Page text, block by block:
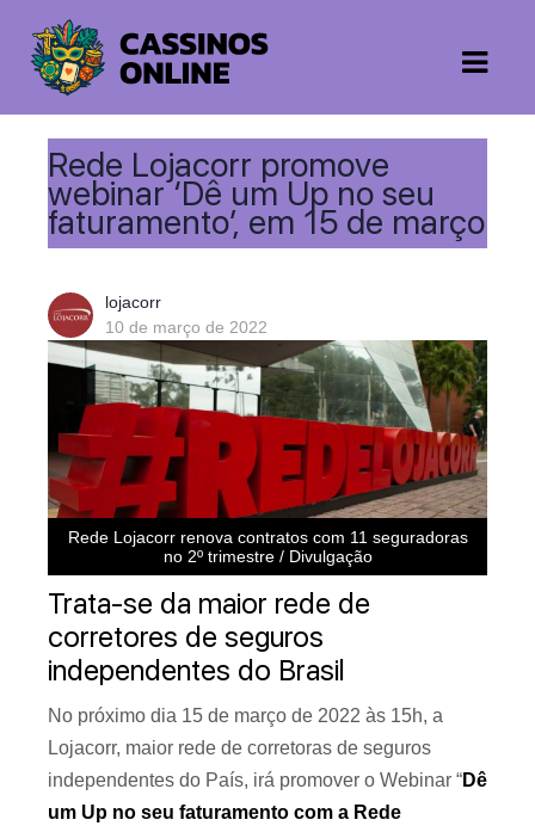
Rede Lojacorr promove
webinar ‘Dê um Up no seu
faturamento’, em 15 de março
lojacorr
10 de março de 2022
Rede Lojacorr renova contratos com 11 seguradoras
no 2º trimestre / Divulgação
Trata-se da maior rede de
corretores de seguros
independentes do Brasil
No próximo dia 15 de março de 2022 às 15h, a
Lojacorr, maior rede de corretoras de seguros
independentes do País, irá promover o Webinar “Dê
um Up no seu faturamento com a Rede